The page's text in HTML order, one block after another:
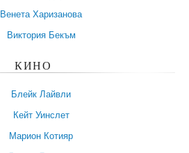
Венета Харизанова
Виктория Бекъм
КИНО
Блейк Лайвли
Кейт Уинслет
Марион Котияр